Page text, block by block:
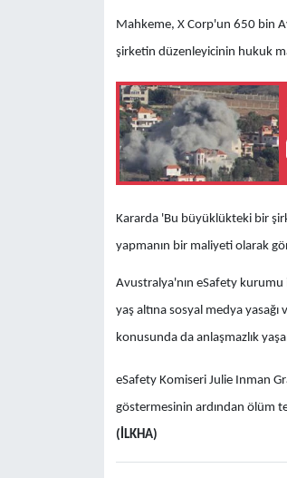
Mahkeme, X Corp'un 650 bin
şirketin düzenleyicinin hukuk
Kararda 'Bu büyüklükteki bir
yapmanın bir maliyeti olarak
Avustralya'nın eSafety kurumu
yaş altına sosyal medya yasağı
konusunda da anlaşmazlık
eSafety Komiseri Julie Inman
göstermesinin ardından ölüm
(İLKHA)